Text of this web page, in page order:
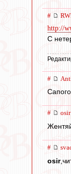
#
http://
С
#
# osir
#
osir